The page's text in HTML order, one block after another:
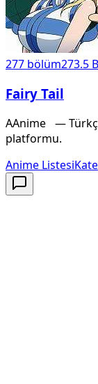
277 bölüm273.5 B
Fairy Tail
AAnime —
platformu.
Anime Listesi